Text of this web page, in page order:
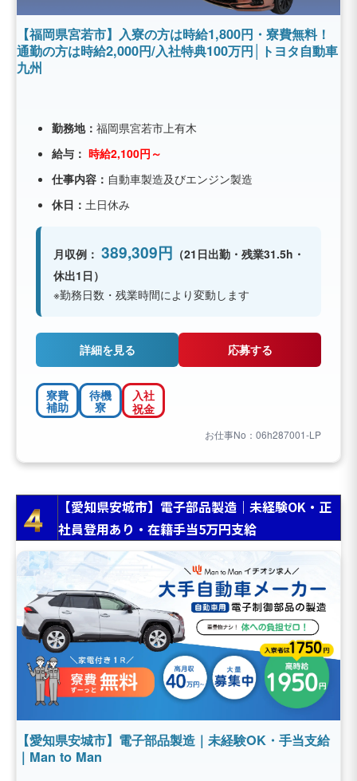
【福岡県宮若市】入寮の方は時給1,800円・寮費無料！
通勤の方は時給2,000円/入社特典100万円│トヨタ自動車
九州
勤務地： 福岡県宮若市上有木
給与： 時給2,100円～
仕事内容： 自動車製造及びエンジン製造
休日： 土日休み
月収例： 389,309円 （21日出勤・残業31.5h・
休出1日）
※勤務日数・残業時間により変動します
詳細を見る 応募する
寮費
補助
待機
寮
入社
祝金
お仕事No：06h287001-LP
【愛知県安城市】電子部品製造｜未経験OK・正
社員登用あり・在籍手当5万円支給
【愛知県安城市】電子部品製造｜未経験OK・手当支給
｜Man to Man